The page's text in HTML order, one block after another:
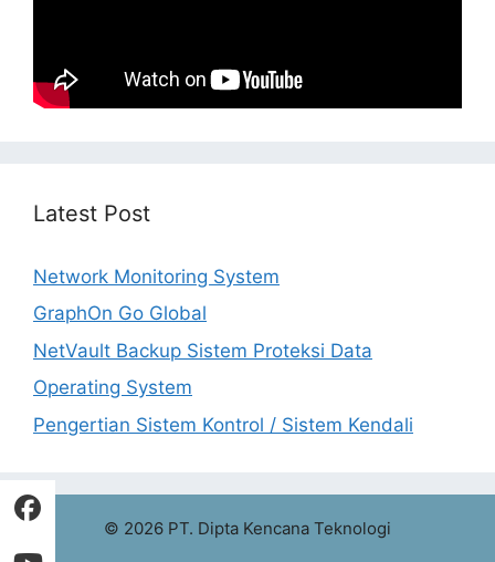
Latest Post
Network Monitoring System
GraphOn Go Global
NetVault Backup Sistem Proteksi Data
Operating System
Pengertian Sistem Kontrol / Sistem Kendali
© 2026 PT. Dipta Kencana Teknologi